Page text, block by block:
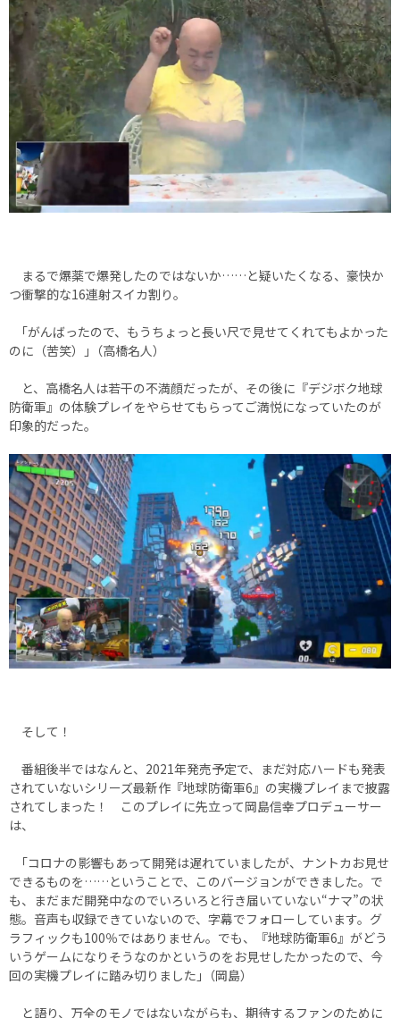
まるで爆薬で爆発したのではないか……と疑いたくなる、豪快か
つ衝撃的な16連射スイカ割り。
｢がんばったので、もうちょっと長い尺で見せてくれてもよかった
のに（苦笑）｣（高橋名人）
と、高橋名人は若干の不満顔だったが、その後に『デジボク地球
防衛軍』の体験プレイをやらせてもらってご満悦になっていたのが
印象的だった。
そして！
番組後半ではなんと、2021年発売予定で、まだ対応ハードも発表
されていないシリーズ最新作『地球防衛軍6』の実機プレイまで披露
されてしまった！ このプレイに先立って岡島信幸プロデューサー
は、
｢コロナの影響もあって開発は遅れていましたが、ナントカお見せ
できるものを……ということで、このバージョンができました。で
も、まだまだ開発中なのでいろいろと行き届いていない“ナマ”の状
態。音声も収録できていないので、字幕でフォローしています。グ
ラフィックも100％ではありません。でも、『地球防衛軍6』がどう
いうゲームになりそうなのかというのをお見せしたかったので、今
回の実機プレイに踏み切りました｣（岡島）
と語り、万全のモノではないながらも、期待するファンのために